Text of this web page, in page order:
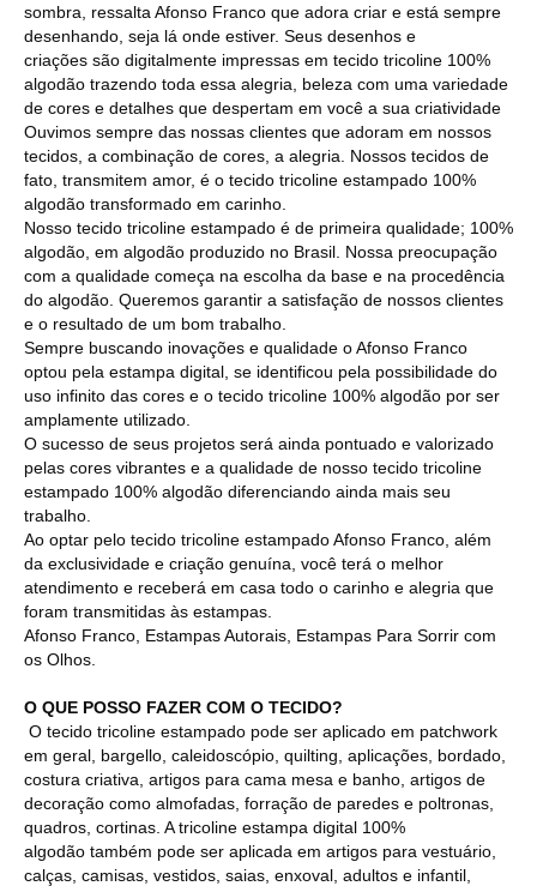
sombra, ressalta Afonso Franco que adora criar e está sempre
desenhando, seja lá onde estiver. Seus desenhos e
criações são digitalmente impressas em tecido tricoline 100%
algodão trazendo toda essa alegria, beleza com uma variedade
de cores e detalhes que despertam em você a sua criatividade
Ouvimos sempre das nossas clientes que adoram em nossos
tecidos, a combinação de cores, a alegria. Nossos tecidos de
fato, transmitem amor, é o tecido tricoline estampado 100%
algodão transformado em carinho.
Nosso tecido tricoline estampado é de primeira qualidade; 100%
algodão, em algodão produzido no Brasil. Nossa preocupação
com a qualidade começa na escolha da base e na procedência
do algodão. Queremos garantir a satisfação de nossos clientes
e o resultado de um bom trabalho.
Sempre buscando inovações e qualidade o Afonso Franco
optou pela estampa digital, se identificou pela possibilidade do
uso infinito das cores e o tecido tricoline 100% algodão por ser
amplamente utilizado.
O sucesso de seus projetos será ainda pontuado e valorizado
pelas cores vibrantes e a qualidade de nosso tecido tricoline
estampado 100% algodão diferenciando ainda mais seu
trabalho.
Ao optar pelo tecido tricoline estampado Afonso Franco, além
da exclusividade e criação genuína, você terá o melhor
atendimento e receberá em casa todo o carinho e alegria que
foram transmitidas às estampas.
Afonso Franco, Estampas Autorais, Estampas Para Sorrir com
os Olhos.
O QUE POSSO FAZER COM O TECIDO?
O tecido tricoline estampado pode ser aplicado em patchwork
em geral, bargello, caleidoscópio, quilting, aplicações, bordado,
costura criativa, artigos para cama mesa e banho, artigos de
decoração como almofadas, forração de paredes e poltronas,
quadros, cortinas. A tricoline estampa digital 100%
algodão também pode ser aplicada em artigos para vestuário,
calças, camisas, vestidos, saias, enxoval, adultos e infantil,